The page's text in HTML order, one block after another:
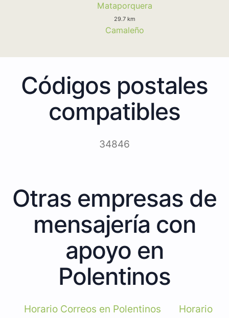
Mataporquera
29.7 km
Camaleño
Códigos postales
compatibles
34846
Otras empresas de
mensajería con
apoyo en
Polentinos
Horario Correos en Polentinos
Horario